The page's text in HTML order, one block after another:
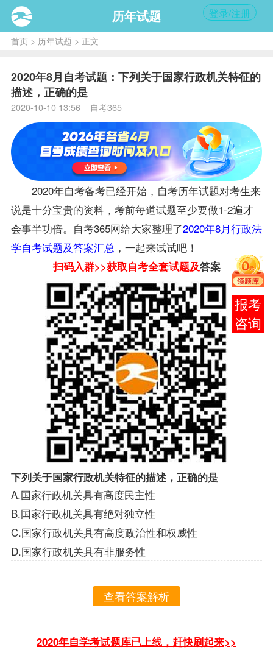
在线
客服
历年试题 登录/注册
首页> 历年试题 > 正文
2020年8月自考试题：下列关于国家行政机关特征的
描述，正确的是
2020-10-10 13:56 自考365
2020年自考备考已经开始，自考历年试题对考生来
说是十分宝贵的资料，考前每道试题至少要做1-2遍才
会事半功倍。自考365网给大家整理了2020年8月行政法
学自考试题及答案汇总 ，一起来试试吧！
扫码入群>>获取自考全套试题及答案
下列关于国家行政机关特征的描述，正确的是
A.国家行政机关具有高度民主性
B.国家行政机关具有绝对独立性
C.国家行政机关具有高度政治性和权威性
D.国家行政机关具有非服务性
查看答案解析
2020年自学考试题库已上线，赶快刷起来>>